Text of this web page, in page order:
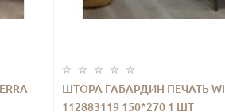
ШТОРА ГАБАРДИН ПЕЧАТЬ
112883119 150*270 1 ШТ